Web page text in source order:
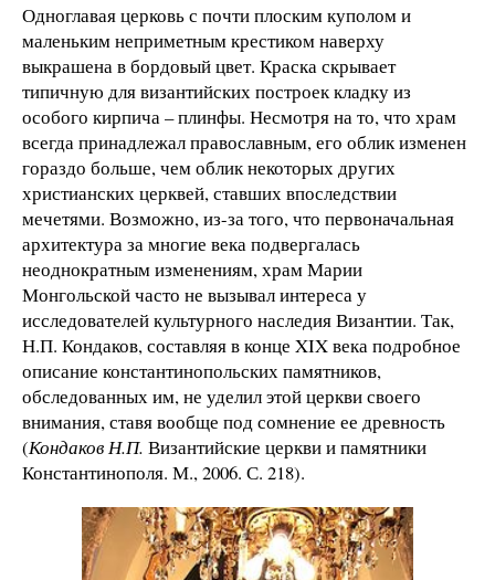
Одноглавая церковь с почти плоским куполом и
маленьким неприметным крестиком наверху
выкрашена в бордовый цвет. Краска скрывает
типичную для византийских построек кладку из
особого кирпича – плинфы. Несмотря на то, что храм
всегда принадлежал православным, его облик изменен
гораздо больше, чем облик некоторых других
христианских церквей, ставших впоследствии
мечетями. Возможно, из-за того, что первоначальная
архитектура за многие века подвергалась
неоднократным изменениям, храм Марии
Монгольской часто не вызывал интереса у
исследователей культурного наследия Византии. Так,
Н.П. Кондаков, составляя в конце XIX века подробное
описание константинопольских памятников,
обследованных им, не уделил этой церкви своего
внимания, ставя вообще под сомнение ее древность
(Кондаков Н.П. Византийские церкви и памятники
Константинополя. М., 2006. С. 218).